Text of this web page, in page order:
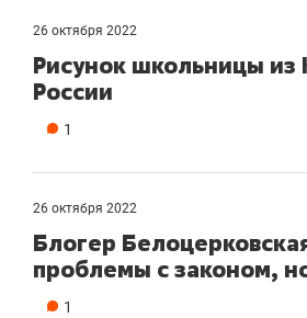
26 октября 2022
Рисунок школьницы из
России
1
26 октября 2022
Блогер
проблемы с законом,
1